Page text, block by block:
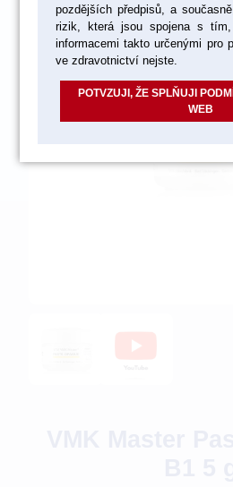
pozdějších předpisů, a
rizik, která jsou spojena s
informacemi takto určenými pro
ve zdravotnictví nejste.
POTVZUJI, ŽE SPLŇUJI
WEB